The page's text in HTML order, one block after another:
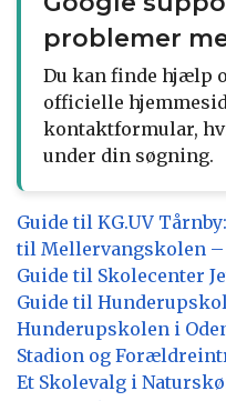
problemer
Du kan finde hjælp
officielle
kontaktformular,
under din søgning.
Guide til KG.UV
til Mellervangskolen –
Guide til Skolecenter
Guide til
Hunderupskolen i
Stadion og
Et Skolevalg i